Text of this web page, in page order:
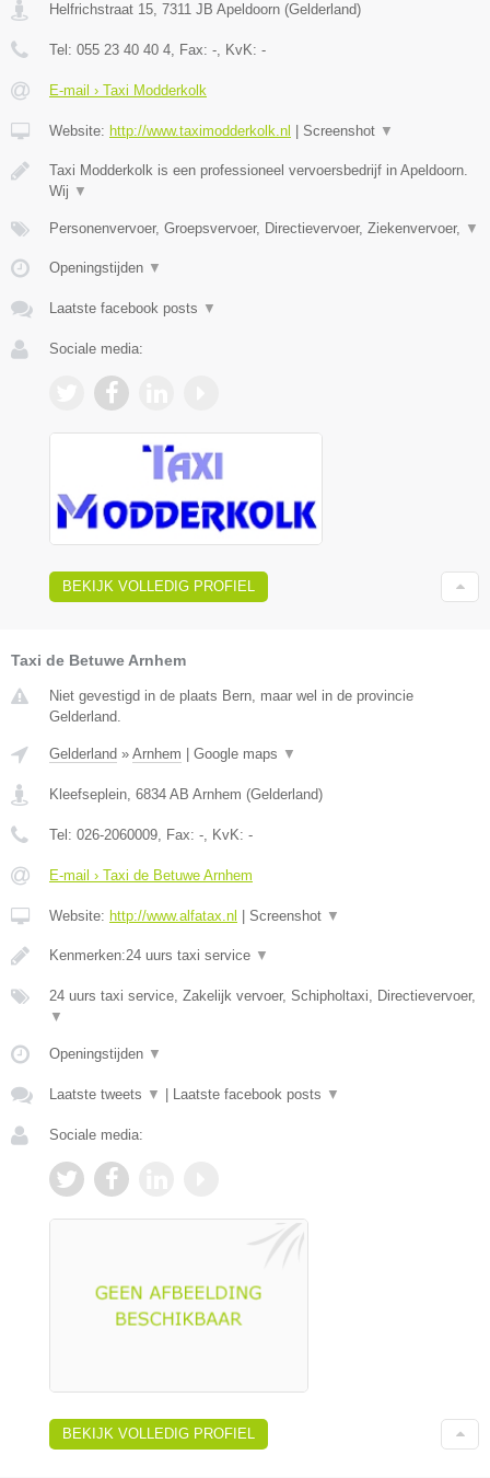
Helfrichstraat 15, 7311 JB Apeldoorn (Gelderland)
Tel: 055 23 40 40 4, Fax: -, KvK: -
E-mail › Taxi Modderkolk
Website: http://www.taximodderkolk.nl Screenshot ▼
Taxi Modderkolk is een professioneel vervoersbedrijf in Apeldoorn.
Wij ▼
Personenvervoer, Groepsvervoer, Directievervoer, Ziekenvervoer, ▼
Openingstijden ▼
Laatste facebook posts ▼
Sociale media:
BEKIJK VOLLEDIG PROFIEL
Taxi de Betuwe Arnhem
Niet gevestigd in de plaats Bern, maar wel in de provincie
Gelderland.
Gelderland » Arnhem Google maps ▼
Kleefseplein, 6834 AB Arnhem (Gelderland)
Tel: 026-2060009, Fax: -, KvK: -
E-mail › Taxi de Betuwe Arnhem
Website: http://www.alfatax.nl Screenshot ▼
Kenmerken:24 uurs taxi service ▼
24 uurs taxi service, Zakelijk vervoer, Schipholtaxi, Directievervoer,
▼
Openingstijden ▼
Laatste tweets ▼ Laatste facebook posts ▼
Sociale media:
BEKIJK VOLLEDIG PROFIEL